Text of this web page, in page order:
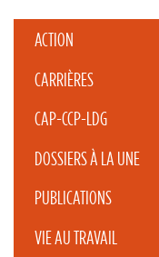
ACTION
CARRIÈRES
CAP-CCP-LDG
DOSSIERS À LA UNE
PUBLICATIONS
VIE AU TRAVAIL